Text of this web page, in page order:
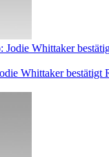
Whittaker bestätigt